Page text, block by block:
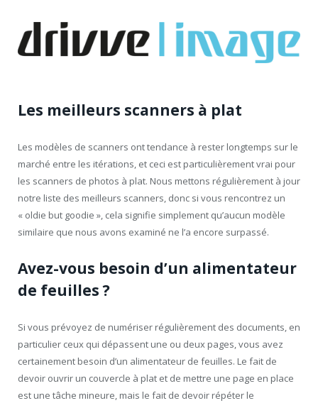
Les meilleurs scanners à plat
Les modèles de scanners ont tendance à rester longtemps sur le
marché entre les itérations, et ceci est particulièrement vrai pour
les scanners de photos à plat. Nous mettons régulièrement à jour
notre liste des meilleurs scanners, donc si vous rencontrez un
« oldie but goodie », cela signifie simplement qu’aucun modèle
similaire que nous avons examiné ne l’a encore surpassé.
Avez-vous besoin d’un alimentateur
de feuilles ?
Si vous prévoyez de numériser régulièrement des documents, en
particulier ceux qui dépassent une ou deux pages, vous avez
certainement besoin d’un alimentateur de feuilles. Le fait de
devoir ouvrir un couvercle à plat et de mettre une page en place
est une tâche mineure, mais le fait de devoir répéter le